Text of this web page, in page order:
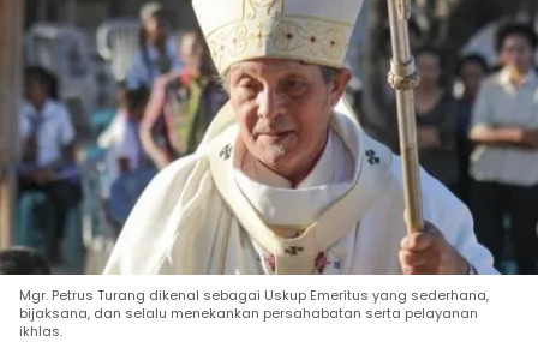
Mgr. Petrus Turang dikenal sebagai Uskup Emeritus yang sederhana,
bijaksana, dan selalu menekankan persahabatan serta pelayanan
ikhlas.